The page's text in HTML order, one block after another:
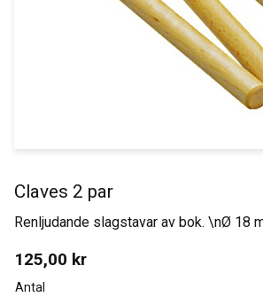
Claves 2 par
Renljudande slagstavar av bok. \nØ 18
125,00 kr
Antal